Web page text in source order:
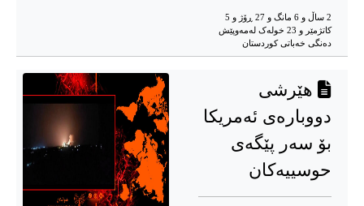
2 ساڵ و 6 مانگ و 27 ڕۆژ و 5
کاتژمێر و 23 خوله‌ک له‌مه‌وپێش‌
دەنگی خەباتی کوردستان
هێرشی
دووبارەی ئەمریكا
بۆ سەر پێگەی
حوسییەكان